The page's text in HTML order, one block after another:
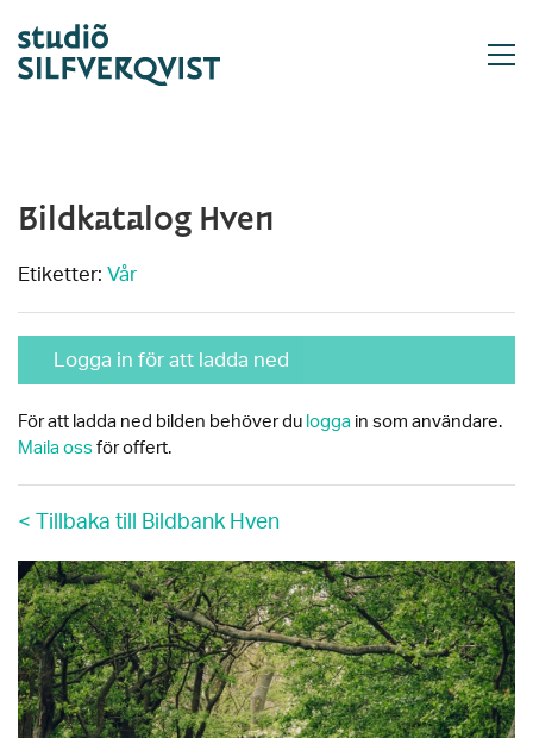
Bildkatalog Hven
Etiketter: Vår
Logga in för att ladda ned
För att ladda ned bilden behöver du logga in som användare.
Maila oss för offert.
< Tillbaka till Bildbank Hven